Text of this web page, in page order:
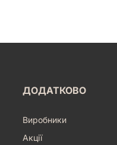
ДОДАТКОВО
Виробники
Акції